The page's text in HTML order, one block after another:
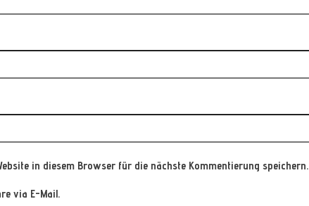
in diesem Browser für die nächste Kommentierung speichern.
via E-Mail.